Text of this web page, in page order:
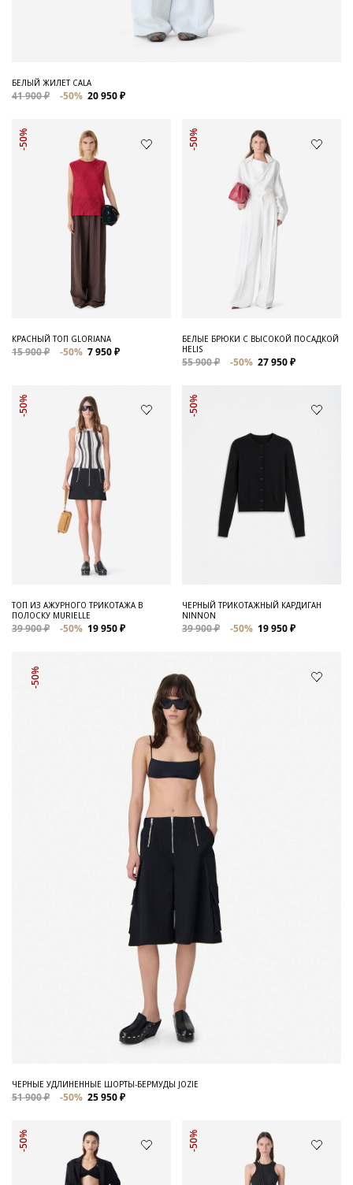
БЕЛЫЙ ЖИЛЕТ CALA
41 900 ₽ -50% 20 950 ₽
-50%
КРАСНЫЙ ТОП GLORIANA
15 900 ₽ -50% 7 950 ₽
-50%
БЕЛЫЕ БРЮКИ С ВЫСОКОЙ ПОСАДКОЙ
HELIS
55 900 ₽ -50% 27 950 ₽
-50%
ТОП ИЗ АЖУРНОГО ТРИКОТАЖА В
ПОЛОСКУ MURIELLE
39 900 ₽ -50% 19 950 ₽
-50%
ЧЕРНЫЙ ТРИКОТАЖНЫЙ КАРДИГАН
NINNON
39 900 ₽ -50% 19 950 ₽
-50%
ЧЕРНЫЕ УДЛИНЕННЫЕ ШОРТЫ-БЕРМУДЫ JOZIE
51 900 ₽ -50% 25 950 ₽
-50% -50%